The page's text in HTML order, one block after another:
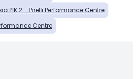
PIK 2 – Pirelli Performance Centre
Centre